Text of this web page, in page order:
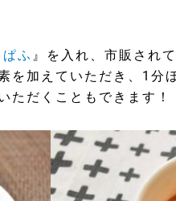
ふ 』を入れ、市販され
を加えていただき、1分
ただくこともできます！